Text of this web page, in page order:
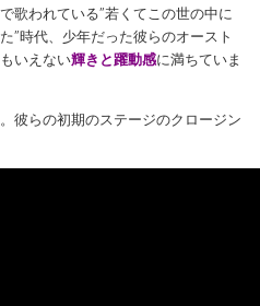
歌われている”若くてこの世の中に
”時代、少年だった彼らのオースト
いえない輝きと躍動感に満ちていま
彼らの初期のステージのクロージン